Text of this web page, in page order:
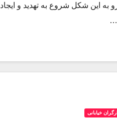
به این شکل شروع به تهدید و ایجاد
خیابانی